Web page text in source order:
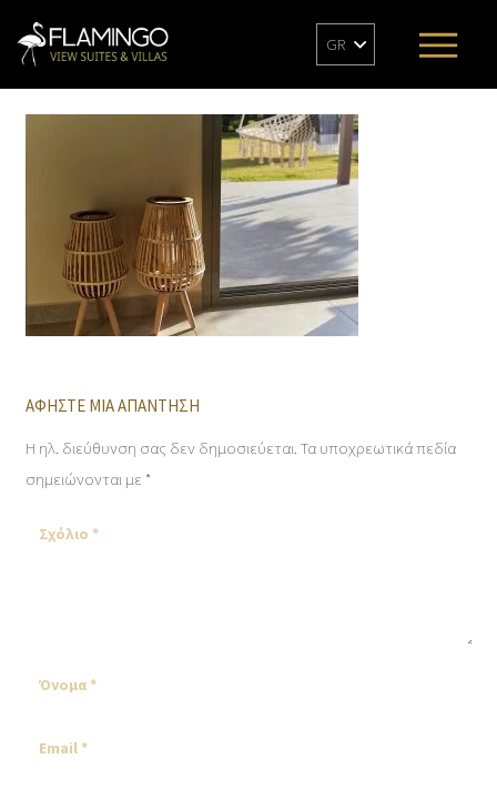
GR
ΑΦΉΣΤΕ ΜΙΑ ΑΠΆΝΤΗΣΗ
Η ηλ. διεύθυνση σας δεν δημοσιεύεται. Τα υποχρεωτικά πεδία
σημειώνονται με *